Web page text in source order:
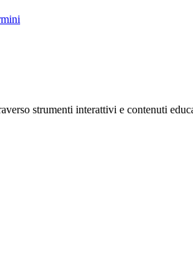
strumenti interattivi e contenuti